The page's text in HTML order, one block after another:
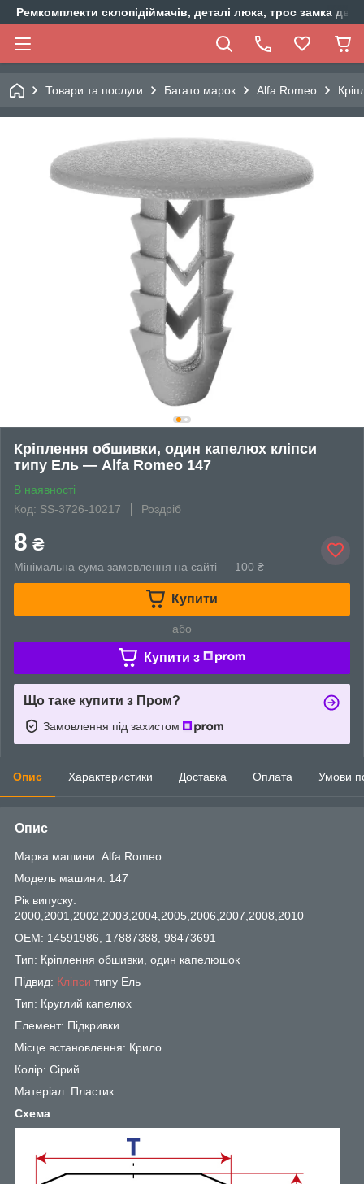
Ремкомплекти склопідіймачів, деталі люка, трос замка
Товари та послуги Багато марок Alfa Romeo
Кріплення обшивки, один капелюх кліпси
типу Ель — Alfa Romeo 147
В наявності
Код: SS-3726-10217
Роздріб
8 ₴
Мінімальна сума замовлення на сайті — 100 ₴
Купити
або
Купити з
Що таке купити з Пром?
Замовлення під захистом
Опис Характеристики Доставка Оплата Умови
Опис
Марка машини: Alfa Romeo
Модель машини: 147
Рік випуску:
2000,2001,2002,2003,2004,2005,2006,2007,2008,2010
OEM: 14591986, 17887388, 98473691
Тип: Кріплення обшивки, один капелюшок
Підвид: Кліпси типу Ель
Тип: Круглий капелюх
Елемент: Підкривки
Місце встановлення: Крило
Колір: Сірий
Матеріал: Пластик
Схема